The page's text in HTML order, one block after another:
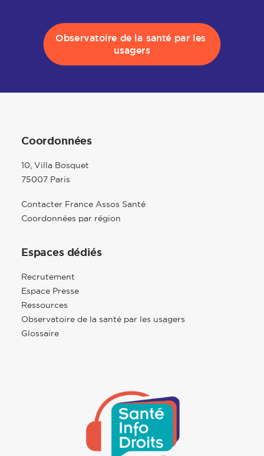
Observatoire de la santé par les
usagers
Coordonnées
10, Villa Bosquet
75007 Paris
Contacter France Assos Santé
Coordonnées par région
Espaces dédiés
Recrutement
Espace Presse
Ressources
Observatoire de la santé par les usagers
Glossaire